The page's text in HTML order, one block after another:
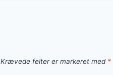
Krævede felter er markeret med *